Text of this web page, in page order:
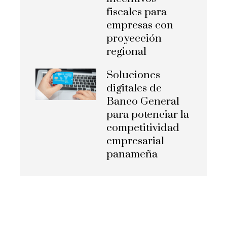
fiscales para
empresas con
proyección
regional
Soluciones
digitales de
Banco General
para potenciar la
competitividad
empresarial
panameña